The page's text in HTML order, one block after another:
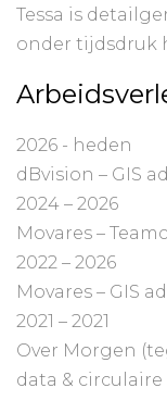
Tessa is
onder tijdsdruk
2026 - heden
dBvision – GIS
2024 – 2026
Movares –
2022 – 2026
Movares – GIS
2021 – 2021
Over Morgen
data &